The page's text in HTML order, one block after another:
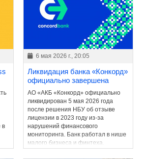
в
6 мая 2026 г., 20:05
Ликвидация банка «Конкорд»
официально завершена
АО «АКБ «Конкорд» официально
ликвидирован 5 мая 2026 года
после решения НБУ об отзыве
лицензии в 2023 году из-за
нарушений финансового
мониторинга. Банк работал в нише
малого бизнеса и финтеха.